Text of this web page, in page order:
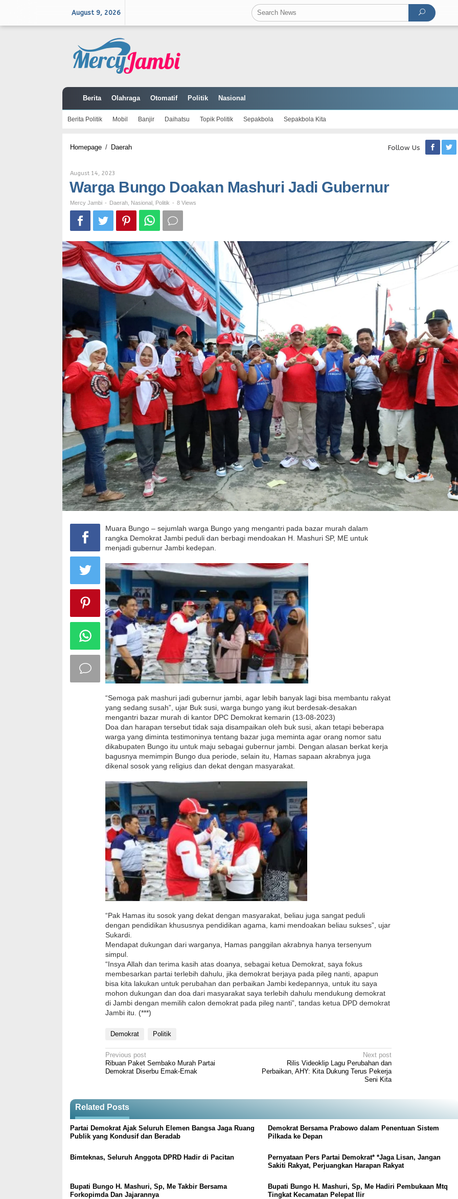
August 9, 2026
Berita Olahraga Otomatif Politik Nasional
Berita Politik Mobil Banjir Daihatsu Topik Politik Sepakbola Sepakbola Kita
Homepage / DaerahWarga
Gubernur
Follow Us
August 14, 2023
Jambi
Warga Bungo Doakan Mashuri Jadi Gubernur
Mercy Jambi - Daerah Nasional Politik - 8 Views
Muara Bungo – sejumlah warga Bungo yang mengantri pada bazar murah dalam
rangka Demokrat Jambi peduli dan berbagi mendoakan H. Mashuri SP, ME untuk
menjadi gubernur Jambi kedepan.
“Semoga pak mashuri jadi gubernur jambi, agar lebih banyak lagi bisa membantu rakyat
yang sedang susah”, ujar Buk susi, warga bungo yang ikut berdesak-desakan
mengantri bazar murah di kantor DPC Demokrat kemarin (13-08-2023)
Doa dan harapan tersebut tidak saja disampaikan oleh buk susi, akan tetapi beberapa
warga yang diminta testimoninya tentang bazar juga meminta agar orang nomor satu
dikabupaten Bungo itu untuk maju sebagai gubernur jambi. Dengan alasan berkat kerja
bagusnya memimpin Bungo dua periode, selain itu, Hamas sapaan akrabnya juga
dikenal sosok yang religius dan dekat dengan masyarakat.
“Pak Hamas itu sosok yang dekat dengan masyarakat, beliau juga sangat peduli
dengan pendidikan khususnya pendidikan agama, kami mendoakan beliau sukses”, ujar
Sukardi.
Mendapat dukungan dari warganya, Hamas panggilan akrabnya hanya tersenyum
simpul.
“Insya Allah dan terima kasih atas doanya, sebagai ketua Demokrat, saya fokus
membesarkan partai terlebih dahulu, jika demokrat berjaya pada pileg nanti, apapun
bisa kita lakukan untuk perubahan dan perbaikan Jambi kedepannya, untuk itu saya
mohon dukungan dan doa dari masyarakat saya terlebih dahulu mendukung demokrat
di Jambi dengan memilih calon demokrat pada pileg nanti”, tandas ketua DPD demokrat
Jambi itu. (***)
Demokrat Politik
Post
navigation
Previous post
Ribuan Paket Sembako Murah Partai
Demokrat Diserbu Emak-Emak
Next post
Rilis Videoklip Lagu Perubahan dan
Perbaikan, AHY: Kita Dukung Terus Pekerja
Seni Kita
Related Posts
Partai Demokrat Ajak Seluruh Elemen Bangsa Jaga Ruang
Publik yang Kondusif dan Beradab
Demokrat Bersama Prabowo dalam Penentuan Sistem
Pilkada ke Depan
Bimteknas, Seluruh Anggota DPRD Hadir di Pacitan
Pernyataan Pers Partai Demokrat* *Jaga Lisan, Jangan
Sakiti Rakyat, Perjuangkan Harapan Rakyat
Bupati Bungo H. Mashuri, Sp, Me Takbir Bersama
Forkopimda Dan Jajarannya
Bupati Bungo H. Mashuri, Sp, Me Hadiri Pembukaan Mtq
Tingkat Kecamatan Pelepat Ilir